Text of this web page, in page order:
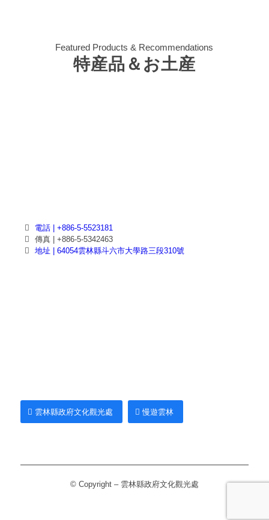
Featured Products & Recommendations
特産品＆お土産
電話 | +886-5-5523181
傳真 | +886-5-5342463
地址 | 64054雲林縣斗六市大學路三段310號
雲林縣政府文化觀光處 慢遊雲林
© Copyright – 雲林縣政府文化觀光處